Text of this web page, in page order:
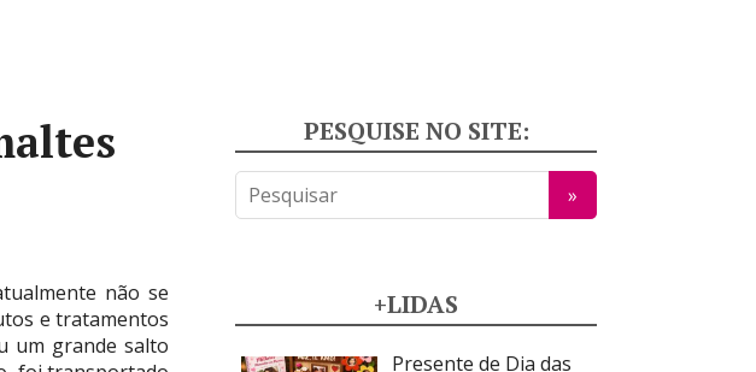
não se
e tratamentos
um grande salto
PESQUISE NO SITE:
+LIDAS
Presente de Dia das